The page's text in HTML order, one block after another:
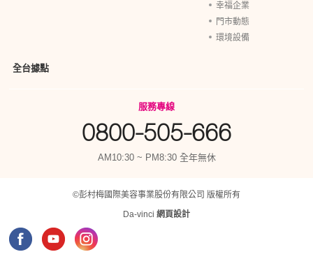
幸福企業
門市動態
環境設備
全台據點
服務專線
0800-505-666
AM10:30 ~ PM8:30 全年無休
©彭村梅國際美容事業股份有限公司 版權所有
Da-vinci 網頁設計